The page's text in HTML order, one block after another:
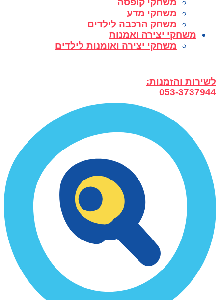
משחקי קופסה
משחקי מדע
משחק הרכבה לילדים
משחקי יצירה ואמנות
משחקי יצירה ואומנות לילדים
לשירות והזמנות:
053-3737944